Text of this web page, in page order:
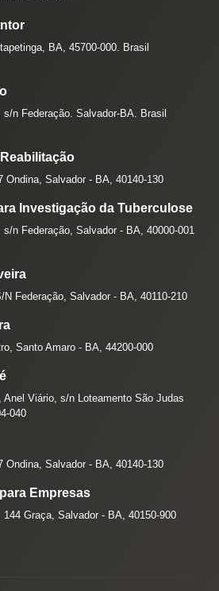
BA, 45700-000. Brasil
s/n Federação. Salvador-BA. Brasil
Ondina, Salvador - BA, 40140-130
Investigação da Tuberculose
s/n Federação, Salvador - BA, 40000-001
Federação, Salvador - BA, 40110-210
Santo Amaro - BA, 44200-000
Anel Viário, s/n Loteamento São Judas
040
Ondina, Salvador - BA, 40140-130
Empresas
144 Graça, Salvador - BA, 40150-900